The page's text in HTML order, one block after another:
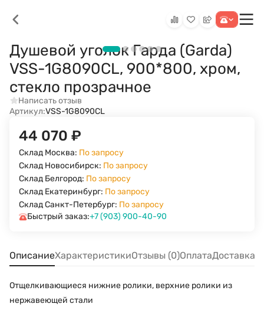
Душевой уголок Гарда (Garda)
VSS-1G8090CL, 900*800, хром,
стекло прозрачное
Написать отзыв
Артикул:VSS-1G8090CL
44 070 ₽
Склад Москва: По запросу
Склад Новосибирск: По запросу
Склад Белгород: По запросу
Склад Екатеринбург: По запросу
Склад Санкт-Петербург: По запросу
Быстрый заказ:+7 (903) 900-40-90
ОписаниеХарактеристикиОтзывы (0)ОплатаДоставка
Отщелкивающиеся нижние ролики, верхние ролики из
нержавеющей стали